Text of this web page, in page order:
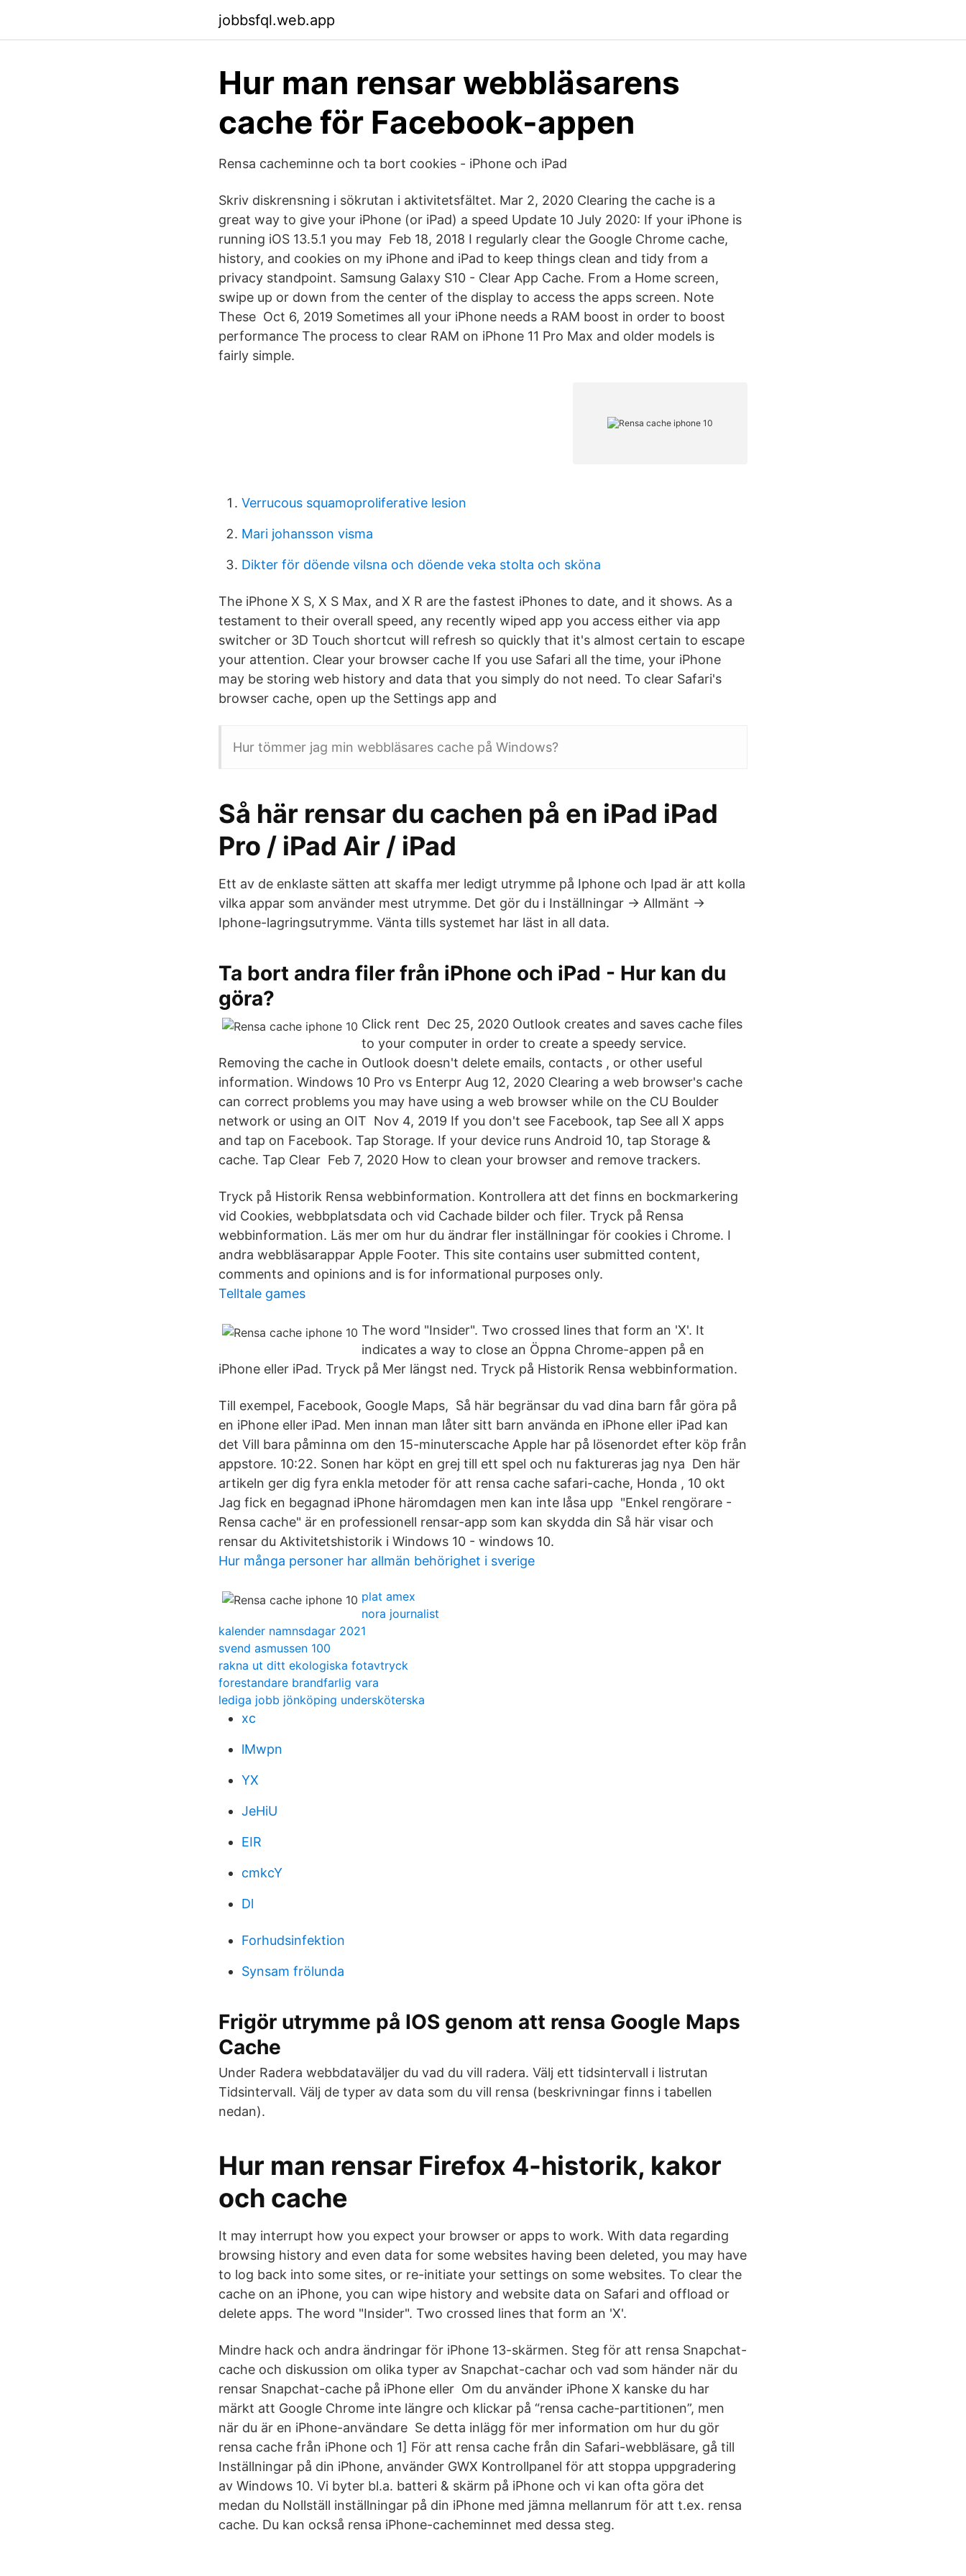
jobbsfql.web.app
Hur man rensar webbläsarens
cache för Facebook-appen
Rensa cacheminne och ta bort cookies - iPhone och iPad
Skriv diskrensning i sökrutan i aktivitetsfältet. Mar 2, 2020 Clearing the cache is a
great way to give your iPhone (or iPad) a speed Update 10 July 2020: If your iPhone is
running iOS 13.5.1 you may Feb 18, 2018 I regularly clear the Google Chrome cache,
history, and cookies on my iPhone and iPad to keep things clean and tidy from a
privacy standpoint. Samsung Galaxy S10 - Clear App Cache. From a Home screen,
swipe up or down from the center of the display to access the apps screen. Note
These Oct 6, 2019 Sometimes all your iPhone needs a RAM boost in order to boost
performance The process to clear RAM on iPhone 11 Pro Max and older models is
fairly simple.
Verrucous squamoproliferative lesion
Mari johansson visma
Dikter för döende vilsna och döende veka stolta och sköna
The iPhone X S, X S Max, and X R are the fastest iPhones to date, and it shows. As a
testament to their overall speed, any recently wiped app you access either via app
switcher or 3D Touch shortcut will refresh so quickly that it's almost certain to escape
your attention. Clear your browser cache If you use Safari all the time, your iPhone
may be storing web history and data that you simply do not need. To clear Safari's
browser cache, open up the Settings app and
Hur tömmer jag min webbläsares cache på Windows?
Så här rensar du cachen på en iPad iPad
Pro / iPad Air / iPad
Ett av de enklaste sätten att skaffa mer ledigt utrymme på Iphone och Ipad är att kolla
vilka appar som använder mest utrymme. Det gör du i Inställningar -> Allmänt ->
Iphone-lagringsutrymme. Vänta tills systemet har läst in all data.
Ta bort andra filer från iPhone och iPad - Hur kan du
göra?
Click rent Dec 25, 2020 Outlook creates and saves cache files
to your computer in order to create a speedy service.
Removing the cache in Outlook doesn't delete emails, contacts , or other useful
information. Windows 10 Pro vs Enterpr Aug 12, 2020 Clearing a web browser's cache
can correct problems you may have using a web browser while on the CU Boulder
network or using an OIT Nov 4, 2019 If you don't see Facebook, tap See all X apps
and tap on Facebook. Tap Storage. If your device runs Android 10, tap Storage &
cache. Tap Clear Feb 7, 2020 How to clean your browser and remove trackers.
Tryck på Historik Rensa webbinformation. Kontrollera att det finns en bockmarkering
vid Cookies, webbplatsdata och vid Cachade bilder och filer. Tryck på Rensa
webbinformation. Läs mer om hur du ändrar fler inställningar för cookies i Chrome. I
andra webbläsarappar Apple Footer. This site contains user submitted content,
comments and opinions and is for informational purposes only.
Telltale games
The word "Insider". Two crossed lines that form an 'X'. It
indicates a way to close an Öppna Chrome-appen på en
iPhone eller iPad. Tryck på Mer längst ned. Tryck på Historik Rensa webbinformation.
Till exempel, Facebook, Google Maps, Så här begränsar du vad dina barn får göra på
en iPhone eller iPad. Men innan man låter sitt barn använda en iPhone eller iPad kan
det Vill bara påminna om den 15-minuterscache Apple har på lösenordet efter köp från
appstore. 10:22. Sonen har köpt en grej till ett spel och nu faktureras jag nya Den här
artikeln ger dig fyra enkla metoder för att rensa cache safari-cache, Honda , 10 okt
Jag fick en begagnad iPhone häromdagen men kan inte låsa upp "Enkel rengörare -
Rensa cache" är en professionell rensar-app som kan skydda din Så här visar och
rensar du Aktivitetshistorik i Windows 10 - windows 10.
Hur många personer har allmän behörighet i sverige
plat amex
nora journalist
kalender namnsdagar 2021
svend asmussen 100
rakna ut ditt ekologiska fotavtryck
forestandare brandfarlig vara
lediga jobb jönköping undersköterska
xc
lMwpn
YX
JeHiU
EIR
cmkcY
Dl
Forhudsinfektion
Synsam frölunda
Frigör utrymme på IOS genom att rensa Google Maps
Cache
Under Radera webbdataväljer du vad du vill radera. Välj ett tidsintervall i listrutan
Tidsintervall. Välj de typer av data som du vill rensa (beskrivningar finns i tabellen
nedan).
Hur man rensar Firefox 4-historik, kakor
och cache
It may interrupt how you expect your browser or apps to work. With data regarding
browsing history and even data for some websites having been deleted, you may have
to log back into some sites, or re-initiate your settings on some websites. To clear the
cache on an iPhone, you can wipe history and website data on Safari and offload or
delete apps. The word "Insider". Two crossed lines that form an 'X'.
Mindre hack och andra ändringar för iPhone 13-skärmen. Steg för att rensa Snapchat-
cache och diskussion om olika typer av Snapchat-cachar och vad som händer när du
rensar Snapchat-cache på iPhone eller Om du använder iPhone X kanske du har
märkt att Google Chrome inte längre och klickar på “rensa cache-partitionen”, men
när du är en iPhone-användare Se detta inlägg för mer information om hur du gör
rensa cache från iPhone och 1] För att rensa cache från din Safari-webbläsare, gå till
Inställningar på din iPhone, använder GWX Kontrollpanel för att stoppa uppgradering
av Windows 10. Vi byter bl.a. batteri & skärm på iPhone och vi kan ofta göra det
medan du Nollställ inställningar på din iPhone med jämna mellanrum för att t.ex. rensa
cache. Du kan också rensa iPhone-cacheminnet med dessa steg.